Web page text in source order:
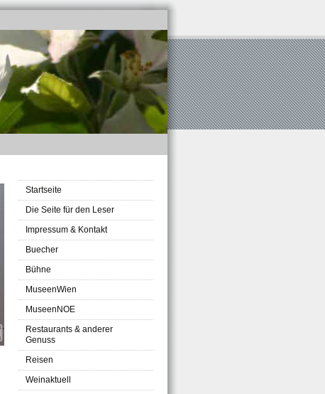
Startseite
Die Seite für den Leser
Impressum & Kontakt
Buecher
Bühne
MuseenWien
MuseenNOE
Restaurants & anderer
Genuss
Reisen
Weinaktuell